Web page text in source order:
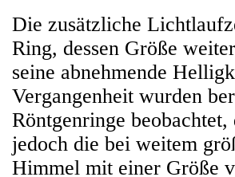
Die zusätzliche
Ring, dessen Größe
seine abnehmende
Vergangenheit wurden
Röntgenringe
jedoch die bei weitem
Himmel mit einer Größe